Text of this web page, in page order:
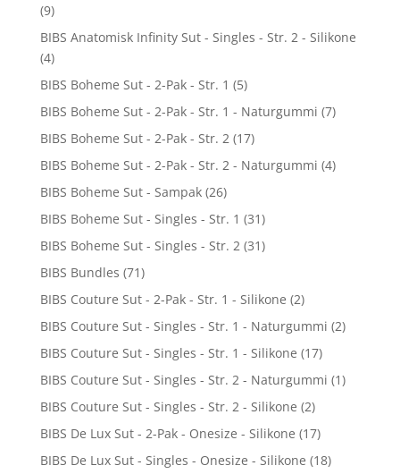
(9)
BIBS Anatomisk Infinity Sut - Singles - Str. 2 - Silikone
(4)
BIBS Boheme Sut - 2-Pak - Str. 1 (5)
BIBS Boheme Sut - 2-Pak - Str. 1 - Naturgummi (7)
BIBS Boheme Sut - 2-Pak - Str. 2 (17)
BIBS Boheme Sut - 2-Pak - Str. 2 - Naturgummi (4)
BIBS Boheme Sut - Sampak (26)
BIBS Boheme Sut - Singles - Str. 1 (31)
BIBS Boheme Sut - Singles - Str. 2 (31)
BIBS Bundles (71)
BIBS Couture Sut - 2-Pak - Str. 1 - Silikone (2)
BIBS Couture Sut - Singles - Str. 1 - Naturgummi (2)
BIBS Couture Sut - Singles - Str. 1 - Silikone (17)
BIBS Couture Sut - Singles - Str. 2 - Naturgummi (1)
BIBS Couture Sut - Singles - Str. 2 - Silikone (2)
BIBS De Lux Sut - 2-Pak - Onesize - Silikone (17)
BIBS De Lux Sut - Singles - Onesize - Silikone (18)